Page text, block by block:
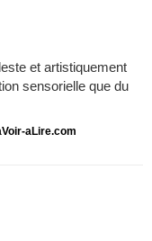
et artistiquement
sensorielle que du
aLire.com